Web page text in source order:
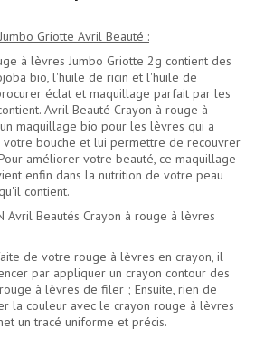
Griotte Avril Beauté :
à lèvres Jumbo Griotte 2g contient des
bio, l'huile de ricin et l'huile de
éclat et maquillage parfait par les
Avril Beauté Crayon à rouge à
maquillage bio pour les lèvres qui a
bouche et lui permettre de recouvrer
améliorer votre beauté, ce maquillage
enfin dans la nutrition de votre peau
contient.
Avril Beautés Crayon à rouge à lèvres
de votre rouge à lèvres en crayon, il
par appliquer un crayon contour des
à lèvres de filer ; Ensuite, rien de
la couleur avec le crayon rouge à lèvres
un tracé uniforme et précis.